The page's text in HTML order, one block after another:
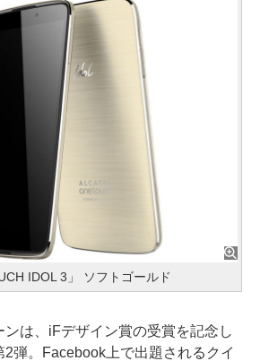
IDOL 3」 ソフトゴールド
は、iFデザイン賞の受賞を記念し
弾。Facebook上で出題されるクイ